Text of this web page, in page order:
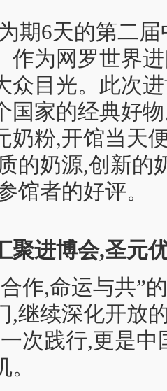
6天的第二届
作为网罗世界
众目光。此次
国家的经典好
奶粉,开馆当天
的奶源,创新的
馆者的好评。
聚进博会,圣元
,命运与共”的
,继续深化开放
次践行,更是